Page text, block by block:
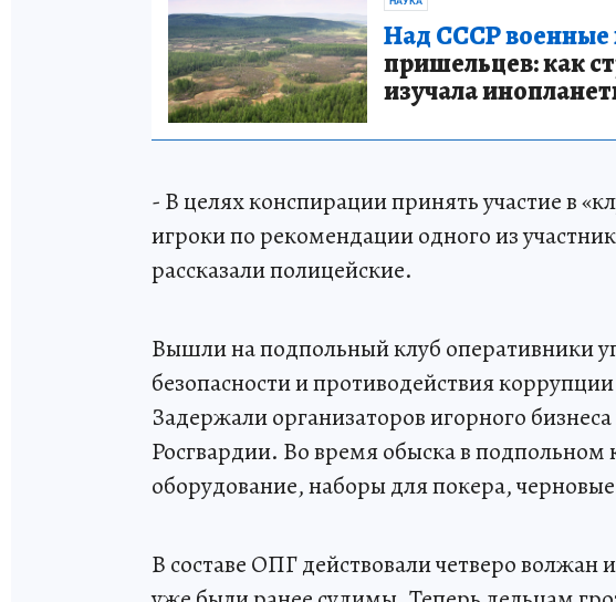
Над СССР военные
пришельцев: как
изучала
- В целях конспирации принять участие в
игроки по рекомендации одного из
рассказали полицейские.
Вышли на подпольный клуб оперативники
безопасности и противодействия
Задержали организаторов игорного
Росгвардии. Во время обыска в подпольном
оборудование, наборы для покера,
В составе ОПГ действовали четверо волжан